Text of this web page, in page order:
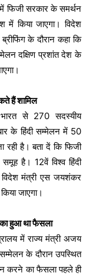
फिजी सरकार के समर्थन
किया जाएगा। विदेश
के दौरान कहा कि
दक्षिण प्रशांत देश के
हैं शामिल
से 270 सदस्यीय
के हिंदी सम्मेलन में 50
रही है। बता दें कि फिजी
है। 12वें विश्व हिंदी
मंत्री एस जयशंकर
जाएगा।
का हुआ था फैसला
में राज्य मंत्री अजय
के दौरान उपस्थित
करने का फैसला पहले ही